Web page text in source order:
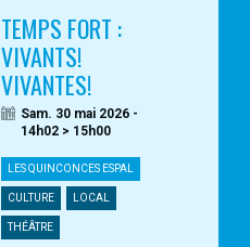
TEMPS FORT :
VIVANTS!
VIVANTES!
Sam. 30 mai 2026 -
14h02 > 15h00
LES QUINCONCES ESPAL
CULTURE LOCAL
THÉÂTRE